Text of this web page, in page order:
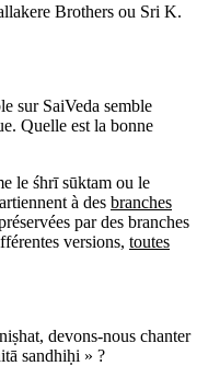
Brothers ou Sri K.
sur SaiVeda semble
Quelle est la bonne
le śhrī sūktam ou le
à des branches
par des branches
versions, toutes
devons-nous chanter
sandhiḥi » ?